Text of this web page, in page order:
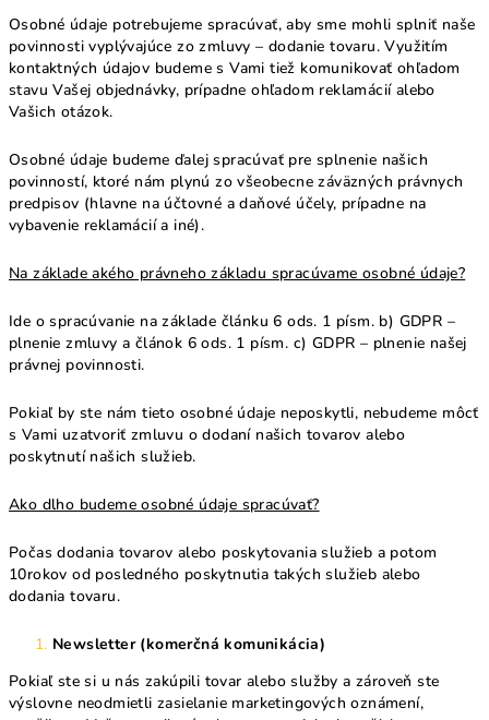
Osobné údaje potrebujeme spracúvať, aby sme mohli splniť naše
povinnosti vyplývajúce zo zmluvy – dodanie tovaru. Využitím
kontaktných údajov budeme s Vami tiež komunikovať ohľadom
stavu Vašej objednávky, prípadne ohľadom reklamácií alebo
Vašich otázok.
Osobné údaje budeme ďalej spracúvať pre splnenie našich
povinností, ktoré nám plynú zo všeobecne záväzných právnych
predpisov (hlavne na účtovné a daňové účely, prípadne na
vybavenie reklamácií a iné).
Na základe akého právneho základu spracúvame osobné údaje?
Ide o spracúvanie na základe článku 6 ods. 1 písm. b) GDPR –
plnenie zmluvy a článok 6 ods. 1 písm. c) GDPR – plnenie našej
právnej povinnosti.
Pokiaľ by ste nám tieto osobné údaje neposkytli, nebudeme môcť
s Vami uzatvoriť zmluvu o dodaní našich tovarov alebo
poskytnutí našich služieb.
Ako dlho budeme osobné údaje spracúvať?
Počas dodania tovarov alebo poskytovania služieb a potom
10rokov od posledného poskytnutia takých služieb alebo
dodania tovaru.
Newsletter (komerčná komunikácia)
Pokiaľ ste si u nás zakúpili tovar alebo služby a zároveň ste
výslovne neodmietli zasielanie marketingových oznámení,